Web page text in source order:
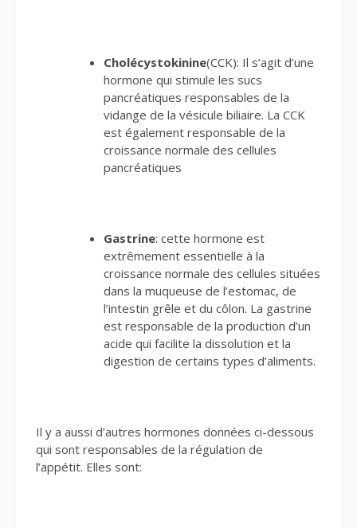
Cholécystokinine(CCK): Il s’agit d’une
hormone qui stimule les sucs
pancréatiques responsables de la
vidange de la vésicule biliaire. La CCK
est également responsable de la
croissance normale des cellules
pancréatiques
Gastrine: cette hormone est
extrêmement essentielle à la
croissance normale des cellules situées
dans la muqueuse de l’estomac, de
l’intestin grêle et du côlon. La gastrine
est responsable de la production d’un
acide qui facilite la dissolution et la
digestion de certains types d’aliments.
Il y a aussi d’autres hormones données ci-dessous
qui sont responsables de la régulation de
l’appétit. Elles sont: